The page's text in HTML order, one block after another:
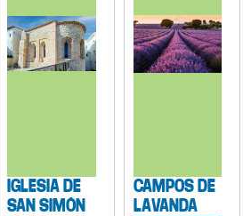
IGLESIA DE
SAN SIMÓN
CAMPOS DE
LAVANDA